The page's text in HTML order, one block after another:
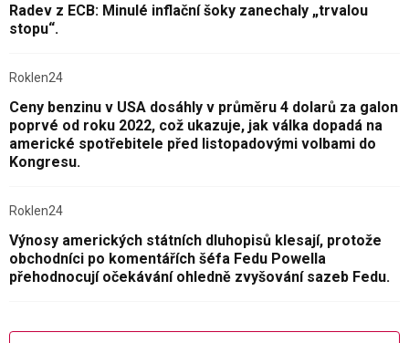
Radev z ECB: Minulé inflační šoky zanechaly „trvalou
stopu“.
Roklen24
Ceny benzinu v USA dosáhly v průměru 4 dolarů za galon
poprvé od roku 2022, což ukazuje, jak válka dopadá na
americké spotřebitele před listopadovými volbami do
Kongresu.
Roklen24
Výnosy amerických státních dluhopisů klesají, protože
obchodníci po komentářích šéfa Fedu Powella
přehodnocují očekávání ohledně zvyšování sazeb Fedu.